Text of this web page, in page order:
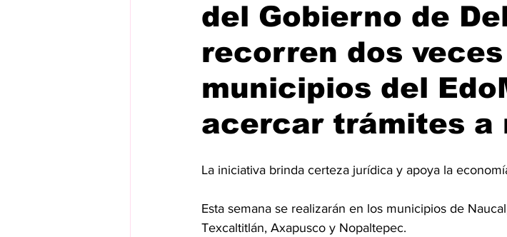
del Gobierno de
recorren dos
municipios del
acercar trámites a
La iniciativa brinda certeza jurídica y apoya la
Esta semana se realizarán en los municipios de
Texcaltitlán, Axapusco y Nopaltepec.